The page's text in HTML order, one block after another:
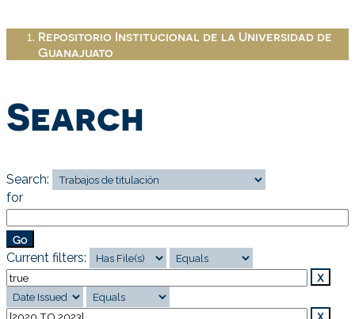
Repositorio Institucional de la Universidad de
Guanajuato
Search
Search:
for
Current filters: